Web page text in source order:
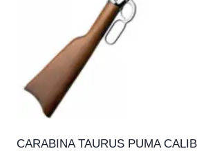
CARABINA TAURUS PUMA